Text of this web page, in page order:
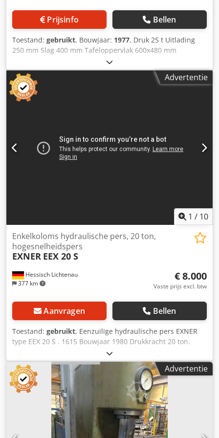
Prijsinfo Bellen
Toestand: gebruikt, Bouwjaar: 1977, Druk 25 t Uitlading
250 mm Slag 400 mm Tafeloppervlak 600x480 mm
Ramoppervlak Ø135 mm Dcedpfx Aey Sliueanok
Tafelhoogte 980 mm Machinegewicht ca. 1,5 t Benodigde
ruimte ca. 2000x2000x2700 mm Machinenummer: 552677
Tweehandenbediening Slag- en drukuitschakeling Alleen
toegestaan voor veilige gereedschappen
Advertentie
1 / 10
Hessisch Lichtenau
377 km
Enkelkoloms hydraulische pers, 20 ton,
hogesnelheidspers
EXNER EEX 20 S
€ 8.000
Vaste prijs excl. btw
Aanvragen Bellen
Toestand: gebruikt, Eenzuilige hydraulische pers EXNER
type EEX 20 S . 1615 Bouwjaar 1980 Drukkracht 20 ton.
Uitslag 180 mm Tafeloppervlak 380 x 350 mm Tafelopening
Ø 50 mm Ramoppervlak 310 x 250 mm Opspanpen Ø 35
mm Ramslag 100 mm Max. inbouwhoogte 250 mm
Tafelhoogte boven vloer 900 mm Neergaande snelheid ca.
480 mm/s Opgaande snelheid ca. 480 mm/s Werksnelheid
20 mm/s Inhoud hydrauliektank 110 liter Hydraulische
bedrijfsdruk bij 20 ton 200 bar Motorvermogen 4 kW
Netvoeding 400 Volt, 50 Hz - Slagbediening via
tweehandenbediening of lichtscherm - Bedrijfsmodi:
Advertentie